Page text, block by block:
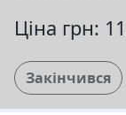
Ціна грн:
Закінчився